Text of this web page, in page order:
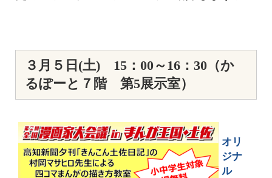
３月５日(土) 15 ：00～16：30（か
るぽーと７階 第5展示室）
オリ
ジナ
ル